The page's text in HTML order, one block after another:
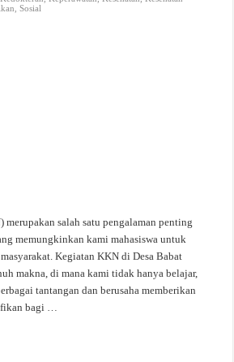
ASI EKSKLUSIF UNTUK BAYI 0-6 BULAN
,Sosial
salah satu pengalaman penting
memungkinkan kami mahasiswa untuk
Kegiatan KKN di Desa Babat
makna, di mana kami tidak hanya belajar,
tantangan dan berusaha memberikan
bagi …